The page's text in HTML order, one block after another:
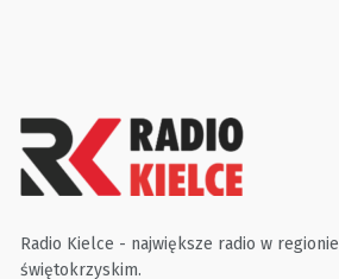
Radio Kielce - największe radio w regionie
świętokrzyskim.